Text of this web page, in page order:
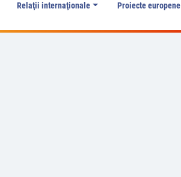
Relaţii internaţionale Proiecte europene